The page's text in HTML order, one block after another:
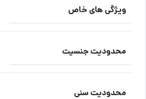
ویژگی های خاص
محدودیت جنسیت
محدودیت سنی